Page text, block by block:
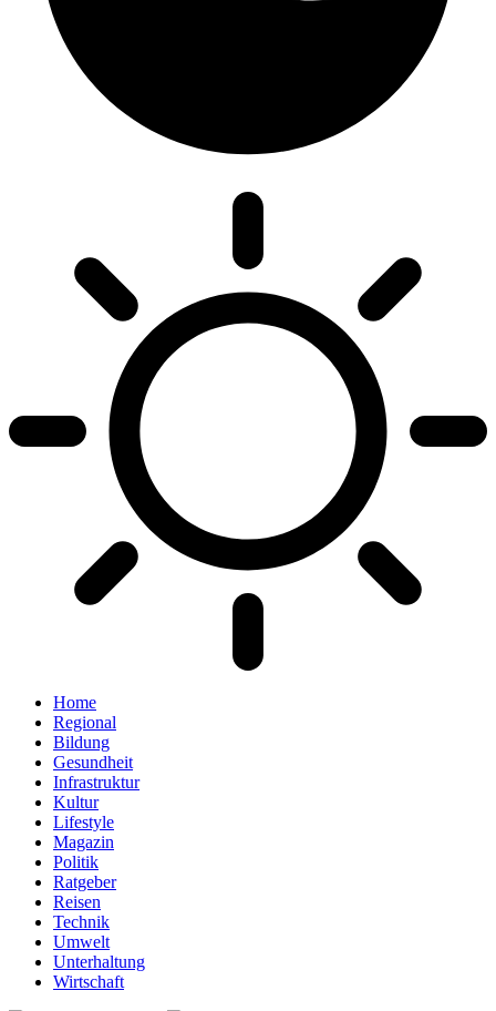
Home
Regional
Bildung
Gesundheit
Infrastruktur
Kultur
Lifestyle
Magazin
Politik
Ratgeber
Reisen
Technik
Umwelt
Unterhaltung
Wirtschaft